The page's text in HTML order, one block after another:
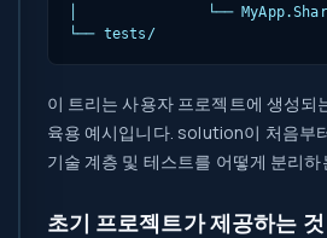
│               └──
└── tests/
이 트리는 사용자 프로젝트에 생성되
육용 예시입니다. solution이 처음부
기술 계층 및 테스트를 어떻게 분리하
초기 프로젝트가 제공하는 것